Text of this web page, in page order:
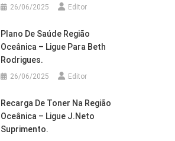
26/06/2025 Editor
Plano De Saúde Região
Oceânica – Ligue Para Beth
Rodrigues.
26/06/2025 Editor
Recarga De Toner Na Região
Oceânica – Ligue J.Neto
Suprimento.